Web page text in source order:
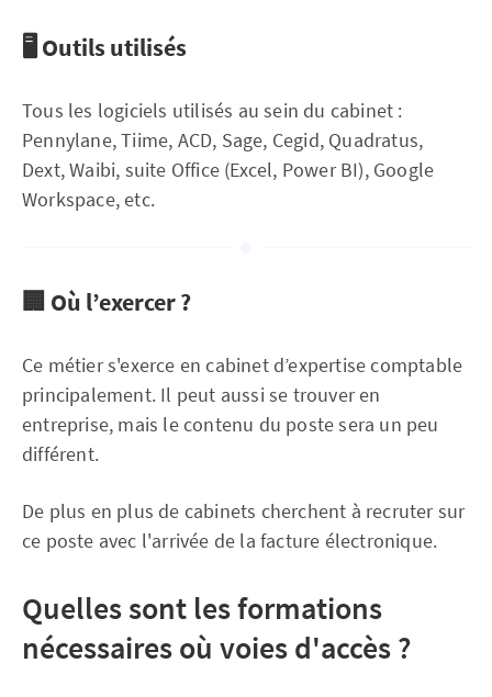
🖥️ Outils utilisés
Tous les logiciels utilisés au sein du cabinet :
Pennylane, Tiime, ACD, Sage, Cegid, Quadratus,
Dext, Waibi, suite Office (Excel, Power BI), Google
Workspace, etc.
🏢 Où l’exercer ?
Ce métier s'exerce en cabinet d’expertise comptable
principalement. Il peut aussi se trouver en
entreprise, mais le contenu du poste sera un peu
différent.
De plus en plus de cabinets cherchent à recruter sur
ce poste avec l'arrivée de la facture électronique.
Quelles sont les formations
nécessaires où voies d'accès ?